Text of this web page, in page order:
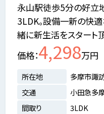
永山駅徒歩5分の好立
3LDK。設備一新の快
緒に新生活をスタート
価格 4,298万円
所在地
多摩市諏
交通
小田急多
間取り
3LDK